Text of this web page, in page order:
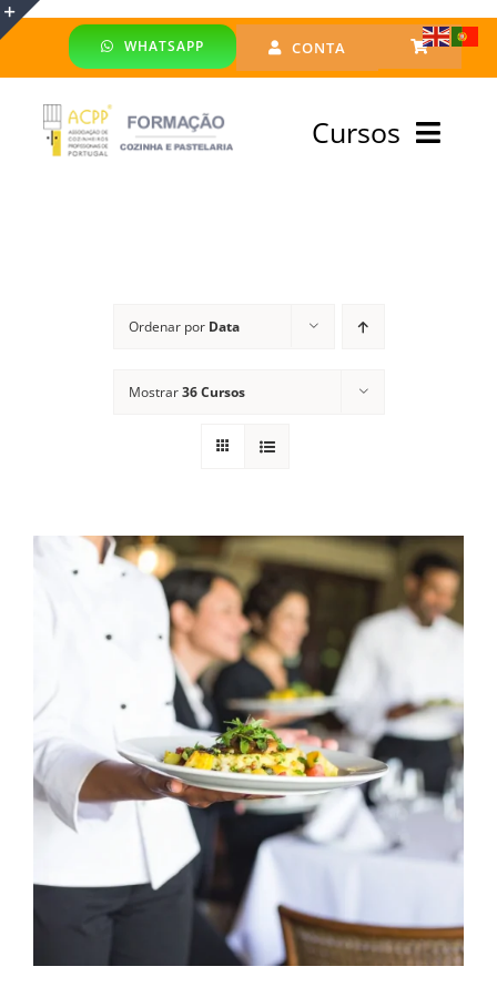
Skip
WHATSAPP CONTA
Cursos
Financiado
Ordenar por Data
Mostrar36 Cursos